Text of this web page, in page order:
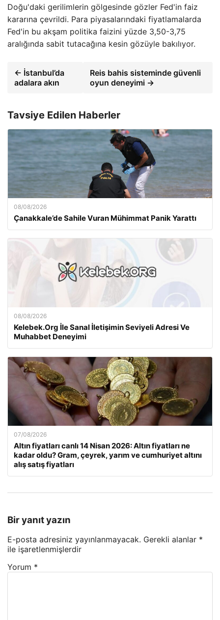
Doğu'daki gerilimlerin gölgesinde gözler Fed'in faiz
kararına çevrildi. Para piyasalarındaki fiyatlamalarda
Fed'in bu akşam politika faizini yüzde 3,50-3,75
aralığında sabit tutacağına kesin gözüyle bakılıyor.
← İstanbul’da
adalara akın
Reis bahis sisteminde güvenli
oyun deneyimi →
Tavsiye Edilen Haberler
08/08/2026
Çanakkale’de Sahile Vuran Mühimmat Panik Yarattı
08/08/2026
Kelebek.Org İle Sanal İletişimin Seviyeli Adresi Ve
Muhabbet Deneyimi
07/08/2026
Altın fiyatları canlı 14 Nisan 2026: Altın fiyatları ne
kadar oldu? Gram, çeyrek, yarım ve cumhuriyet altını
alış satış fiyatları
Bir yanıt yazın
E-posta adresiniz yayınlanmayacak. Gerekli alanlar *
ile işaretlenmişlerdir
Yorum *